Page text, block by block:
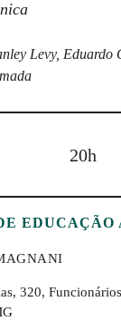
Levy,
20h
EDUCAÇÃO
320, Funcionários